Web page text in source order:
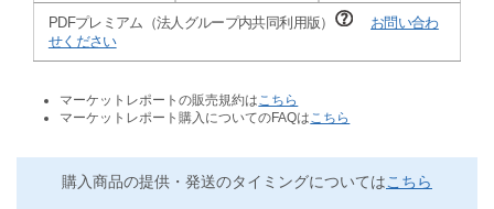
PDFプレミアム（法人グループ内共同利用版）
お問い合わ
せください
マーケットレポートの販売規約は こちら
マーケットレポート購入についてのFAQは こちら
購入商品の提供・発送のタイミングについてはこちら